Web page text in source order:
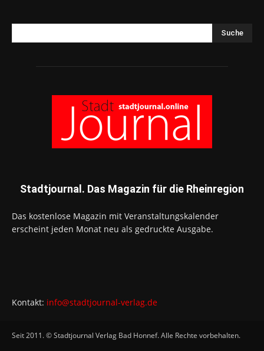
Suche
Stadtjournal. Das Magazin für die Rheinregion
Das kostenlose Magazin mit Veranstaltungskalender
erscheint jeden Monat neu als gedruckte Ausgabe.
Kontakt: info@stadtjournal-verlag.de
Seit 2011. © Stadtjournal Verlag Bad Honnef. Alle Rechte vorbehalten.